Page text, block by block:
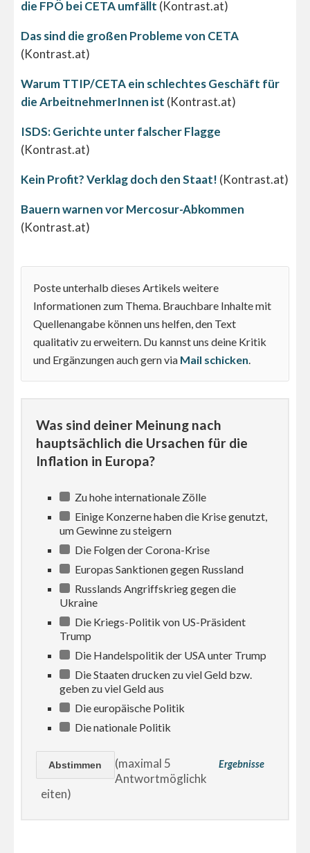
die FPÖ bei CETA umfällt (Kontrast.at)
Das sind die großen Probleme von CETA
(Kontrast.at)
Warum TTIP/CETA ein schlechtes Geschäft für
die ArbeitnehmerInnen ist (Kontrast.at)
ISDS: Gerichte unter falscher Flagge
(Kontrast.at)
Kein Profit? Verklag doch den Staat! (Kontrast.at)
Bauern warnen vor Mercosur-Abkommen
(Kontrast.at)
Poste unterhalb dieses Artikels weitere
Informationen zum Thema. Brauchbare Inhalte mit
Quellenangabe können uns helfen, den Text
qualitativ zu erweitern. Du kannst uns deine Kritik
und Ergänzungen auch gern via Mail schicken.
Was sind deiner Meinung nach
hauptsächlich die Ursachen für die
Inflation in Europa?
Zu hohe internationale Zölle
Einige Konzerne haben die Krise genutzt,
um Gewinne zu steigern
Die Folgen der Corona-Krise
Europas Sanktionen gegen Russland
Russlands Angriffskrieg gegen die
Ukraine
Die Kriegs-Politik von US-Präsident
Trump
Die Handelspolitik der USA unter Trump
Die Staaten drucken zu viel Geld bzw.
geben zu viel Geld aus
Die europäische Politik
Die nationale Politik
Ergebnisse
(maximal 5
Antwortmöglichk
eiten)